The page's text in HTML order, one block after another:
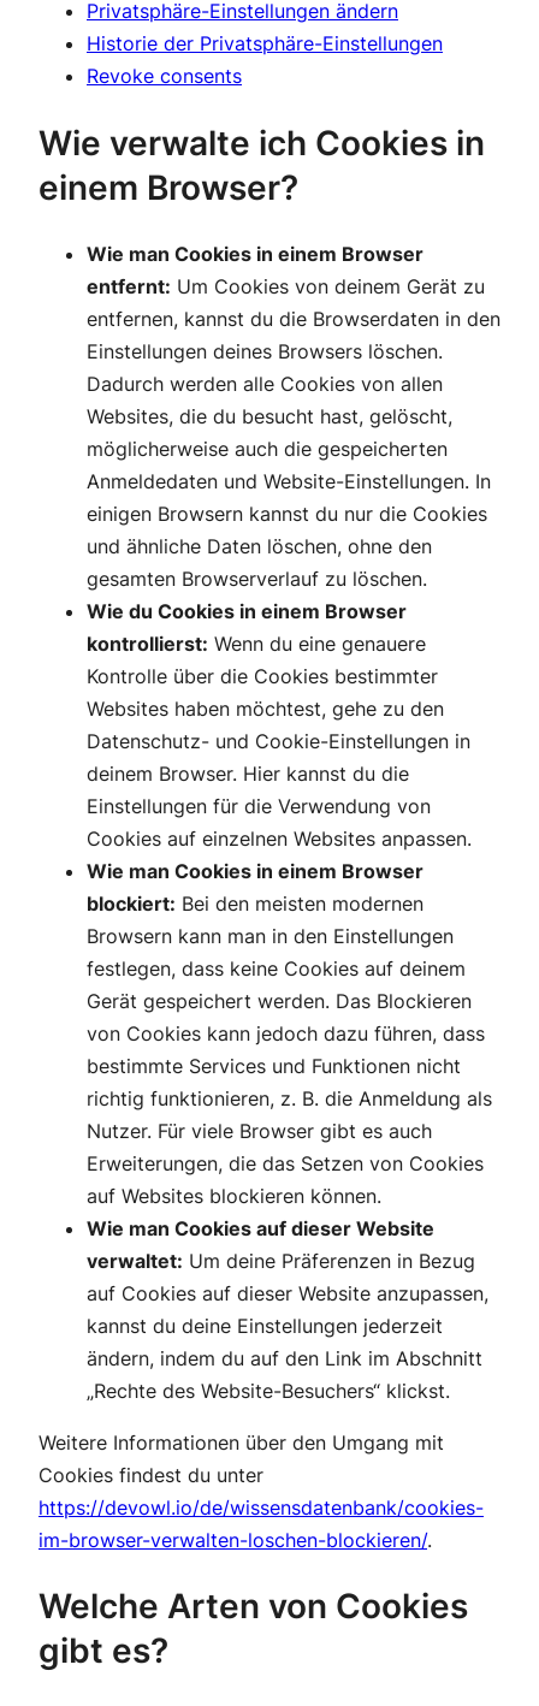
Privatsphäre-Einstellungen ändern
Historie der Privatsphäre-Einstellungen
Revoke consents
Wie verwalte ich Cookies in
einem Browser?
Wie man Cookies in einem Browser
entfernt: Um Cookies von deinem Gerät zu
entfernen, kannst du die Browserdaten in den
Einstellungen deines Browsers löschen.
Dadurch werden alle Cookies von allen
Websites, die du besucht hast, gelöscht,
möglicherweise auch die gespeicherten
Anmeldedaten und Website-Einstellungen. In
einigen Browsern kannst du nur die Cookies
und ähnliche Daten löschen, ohne den
gesamten Browserverlauf zu löschen.
Wie du Cookies in einem Browser
kontrollierst: Wenn du eine genauere
Kontrolle über die Cookies bestimmter
Websites haben möchtest, gehe zu den
Datenschutz- und Cookie-Einstellungen in
deinem Browser. Hier kannst du die
Einstellungen für die Verwendung von
Cookies auf einzelnen Websites anpassen.
Wie man Cookies in einem Browser
blockiert: Bei den meisten modernen
Browsern kann man in den Einstellungen
festlegen, dass keine Cookies auf deinem
Gerät gespeichert werden. Das Blockieren
von Cookies kann jedoch dazu führen, dass
bestimmte Services und Funktionen nicht
richtig funktionieren, z. B. die Anmeldung als
Nutzer. Für viele Browser gibt es auch
Erweiterungen, die das Setzen von Cookies
auf Websites blockieren können.
Wie man Cookies auf dieser Website
verwaltet: Um deine Präferenzen in Bezug
auf Cookies auf dieser Website anzupassen,
kannst du deine Einstellungen jederzeit
ändern, indem du auf den Link im Abschnitt
„Rechte des Website-Besuchers“ klickst.
Weitere Informationen über den Umgang mit
Cookies findest du unter
https://devowl.io/de/wissensdatenbank/cookies-
im-browser-verwalten-loschen-blockieren/.
Welche Arten von Cookies
gibt es?